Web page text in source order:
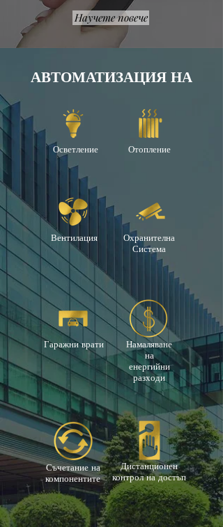
Научете повече
АВТОМАТИЗАЦИЯ НА
Осветление Отопление
Вентилация
Охранителна
Система
Гаражни врати
Намаляване
на
енергийни
разходи
Дистанционен
контрол на достъп
Съчетание на
компонентите